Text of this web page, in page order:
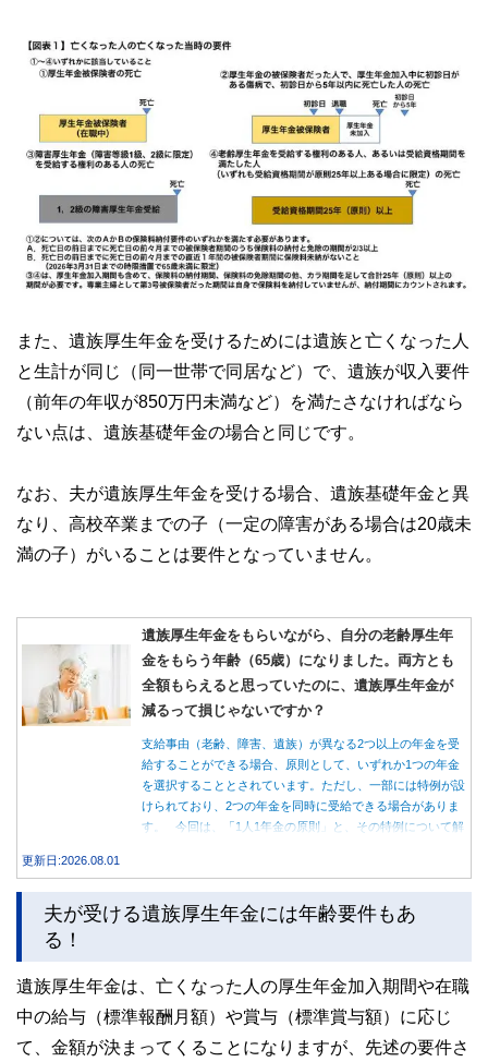
また、遺族厚生年金を受けるためには遺族と亡くなった人
と生計が同じ（同一世帯で同居など）で、遺族が収入要件
（前年の年収が850万円未満など）を満たさなければなら
ない点は、遺族基礎年金の場合と同じです。
なお、夫が遺族厚生年金を受ける場合、遺族基礎年金と異
なり、高校卒業までの子（一定の障害がある場合は20歳未
満の子）がいることは要件となっていません。
遺族厚生年金をもらいながら、自分の老齢厚生年
金をもらう年齢（65歳）になりました。両方とも
全額もらえると思っていたのに、遺族厚生年金が
減るって損じゃないですか？
支給事由（老齢、障害、遺族）が異なる2つ以上の年金を受
給することができる場合、原則として、いずれか1つの年金
を選択することとされています。ただし、一部には特例が設
けられており、2つの年金を同時に受給できる場合がありま
す。 今回は、「1人1年金の原則」と、その特例について解
更新日:2026.08.01
夫が受ける遺族厚生年金には年齢要件もあ
る！
遺族厚生年金は、亡くなった人の厚生年金加入期間や在職
中の給与（標準報酬月額）や賞与（標準賞与額）に応じ
て、金額が決まってくることになりますが、先述の要件さ